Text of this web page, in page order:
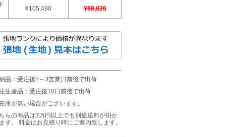
¥105,490 ¥58,020
品：受注後2～3営業日前後で出荷
生産品：受注後10日前後で出荷
庫が無い場合がございます。
らの商品は3万円以上でも別途送料が掛か
す。 料金はお見積り時にご案内致します。